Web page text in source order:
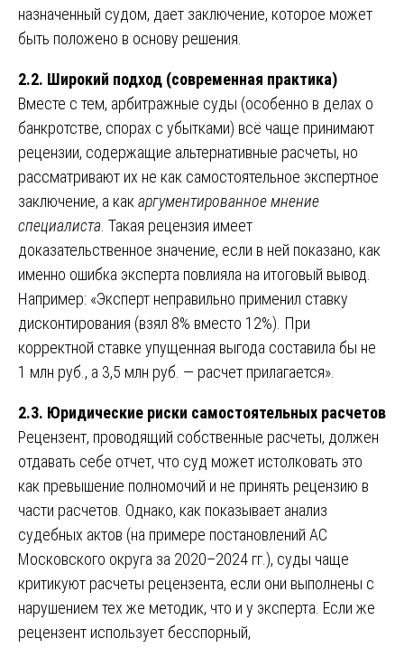
назначенный судом, дает заключение, которое может
быть положено в основу решения.
2.2. Широкий подход (современная практика)
Вместе с тем, арбитражные суды (особенно в делах о
банкротстве, спорах с убытками) всё чаще принимают
рецензии, содержащие альтернативные расчеты, но
рассматривают их не как самостоятельное экспертное
заключение, а как аргументированное мнение
специалиста . Такая рецензия имеет
доказательственное значение, если в ней показано, как
именно ошибка эксперта повлияла на итоговый вывод.
Например: «Эксперт неправильно применил ставку
дисконтирования (взял 8% вместо 12%). При
корректной ставке упущенная выгода составила бы не
1 млн руб., а 3,5 млн руб. — расчет прилагается».
2.3. Юридические риски самостоятельных расчетов
Рецензент, проводящий собственные расчеты, должен
отдавать себе отчет, что суд может истолковать это
как превышение полномочий и не принять рецензию в
части расчетов. Однако, как показывает анализ
судебных актов (на примере постановлений АС
Московского округа за 2020–2024 гг.), суды чаще
критикуют расчеты рецензента, если они выполнены с
нарушением тех же методик, что и у эксперта. Если же
рецензент использует бесспорный,